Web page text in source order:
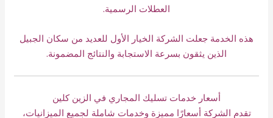
العطلات الرسمية.
هذه الخدمة جعلت الشركة الخيار الأول للعديد من سكان الجبيل
الذين يثقون بسرعة الاستجابة والنتائج المضمونة.
أسعار خدمات تسليك المجاري في الزين كلين
تقدم الشركة أسعارًا مميزة وخدمات شاملة لجميع الميزانيات،